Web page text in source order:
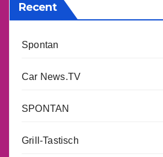
Recent
Spontan
Car News.TV
SPONTAN
Grill-Tastisch